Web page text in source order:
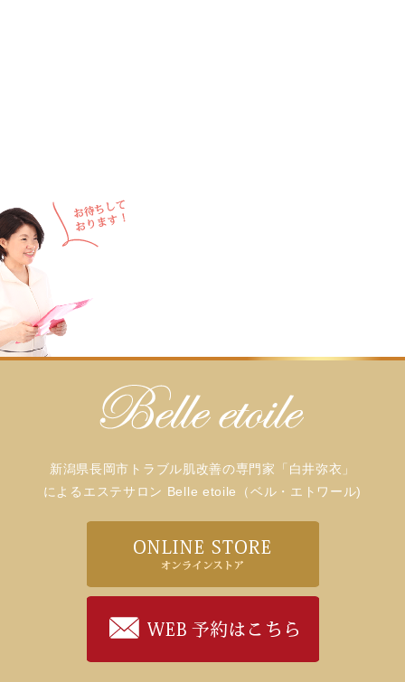
新潟県長岡市トラブル肌改善の専門家「白井弥衣」
によるエステサロン Belle etoile（ベル・エトワール)